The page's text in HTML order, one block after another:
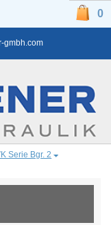
gmbh.com
0
Serie Bgr. 2